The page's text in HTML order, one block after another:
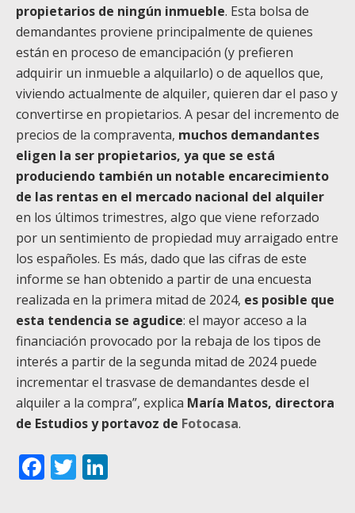
propietarios de ningún inmueble. Esta bolsa de
demandantes proviene principalmente de quienes
están en proceso de emancipación (y prefieren
adquirir un inmueble a alquilarlo) o de aquellos que,
viviendo actualmente de alquiler, quieren dar el paso y
convertirse en propietarios. A pesar del incremento de
precios de la compraventa, muchos demandantes
eligen la ser propietarios, ya que se está
produciendo también un notable encarecimiento
de las rentas en el mercado nacional del alquiler
en los últimos trimestres, algo que viene reforzado
por un sentimiento de propiedad muy arraigado entre
los españoles. Es más, dado que las cifras de este
informe se han obtenido a partir de una encuesta
realizada en la primera mitad de 2024, es posible que
esta tendencia se agudice: el mayor acceso a la
financiación provocado por la rebaja de los tipos de
interés a partir de la segunda mitad de 2024 puede
incrementar el trasvase de demandantes desde el
alquiler a la compra”, explica María Matos, directora
de Estudios y portavoz de Fotocasa.
Facebook
Twitter